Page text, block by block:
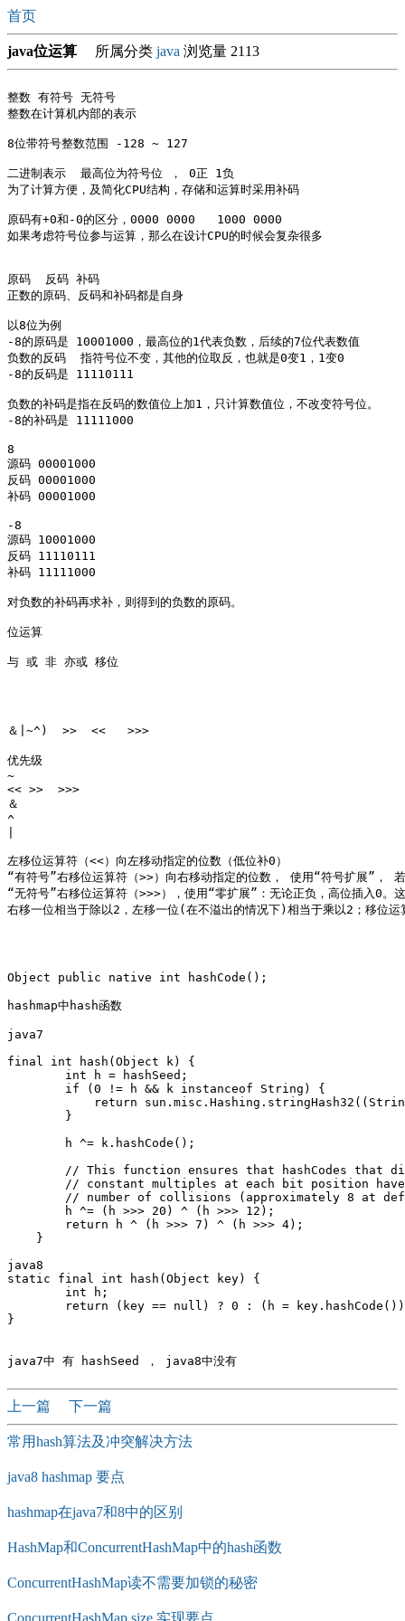
首页
java位运算 所属分类 java 浏览量 2113
整数 有符号 无符号
整数在计算机内部的表示
8位带符号整数范围 -128 ~ 127
二进制表示  最高位为符号位 ， 0正 1负
为了计算方便，及简化CPU结构，存储和运算时采用补码
原码有+0和-0的区分，0000 0000   1000 0000
如果考虑符号位参与运算，那么在设计CPU的时候会复杂很多
原码  反码 补码
正数的原码、反码和补码都是自身
以8位为例
-8的原码是 10001000，最高位的1代表负数，后续的7位代表数值
负数的反码  指符号位不变，其他的位取反，也就是0变1，1变0
-8的反码是 11110111
负数的补码是指在反码的数值位上加1，只计算数值位，不改变符号位。
-8的补码是 11111000
8
源码 00001000
反码 00001000
补码 00001000
-8
源码 10001000
反码 11110111
补码 11111000
对负数的补码再求补，则得到的负数的原码。
位运算
与 或 非 亦或 移位
＆|~^)  >>  <<   >>>
优先级
~
<< >>  >>>
＆
^
左移位运算符（<<）向左移动指定的位数（低位补0）
“有符号”右移位运算符（>>）向右移动指定的位数， 使用“符号扩展”，
“无符号”右移位运算符（>>>），使用“零扩展”：无论正负，高位插入0
右移一位相当于除以2，左移一位(在不溢出的情况下)相当于乘以2；移位运
Object public native int hashCode();
hashmap中hash函数
java7
final int hash(Object k) {
        int h = hashSeed;
        if (0 != h && k instanceof String) {
return
        }
        h ^= k.hashCode();
// This function ensures that hashCodes that
// constant multiples at each bit position
// number of collisions (approximately 8 at
        h ^= (h >>> 20) ^ (h >>> 12);
        return h ^ (h >>> 7) ^ (h >>> 4);
    }
java8
static final int hash(Object key) {
        int h;
return (key == null) ? 0 : (h =
}
上一篇 下一篇
常用hash算法及冲突解决方法
java8 hashmap 要点
hashmap在java7和8中的区别
HashMap和ConcurrentHashMap中的hash函数
ConcurrentHashMap读不需要加锁的秘密
ConcurrentHashMap size 实现要点